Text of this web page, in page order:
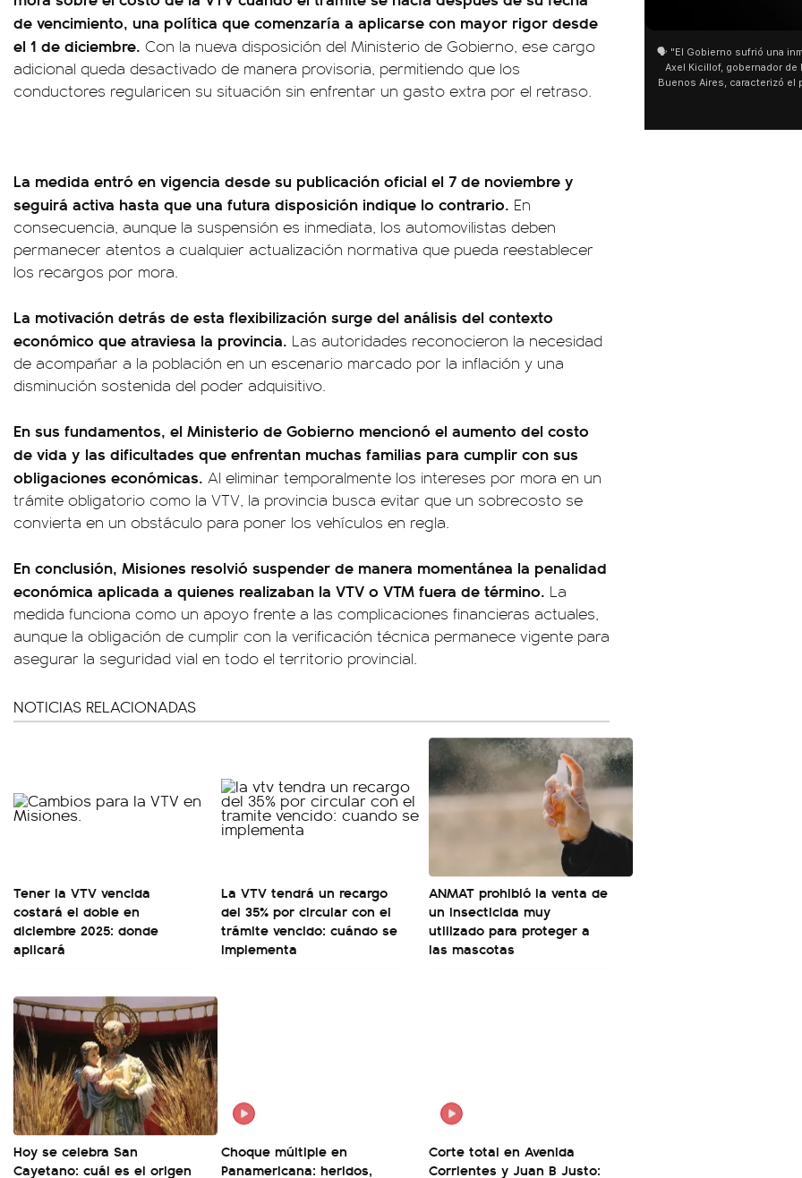
de vencimiento, una política que comenzaría a aplicarse con mayor rigor desde
el 1 de diciembre. Con la nueva disposición del Ministerio de Gobierno, ese cargo
adicional queda desactivado de manera provisoria, permitiendo que los
conductores regularicen su situación sin enfrentar un gasto extra por el retraso.
La medida entró en vigencia desde su publicación oficial el 7 de noviembre y
seguirá activa hasta que una futura disposición indique lo contrario. En
consecuencia, aunque la suspensión es inmediata, los automovilistas deben
permanecer atentos a cualquier actualización normativa que pueda reestablecer
los recargos por mora.
La motivación detrás de esta flexibilización surge del análisis del contexto
económico que atraviesa la provincia. Las autoridades reconocieron la necesidad
de acompañar a la población en un escenario marcado por la inflación y una
disminución sostenida del poder adquisitivo.
En sus fundamentos, el Ministerio de Gobierno mencionó el aumento del costo
de vida y las dificultades que enfrentan muchas familias para cumplir con sus
obligaciones económicas. Al eliminar temporalmente los intereses por mora en un
trámite obligatorio como la VTV, la provincia busca evitar que un sobrecosto se
convierta en un obstáculo para poner los vehículos en regla.
En conclusión, Misiones resolvió suspender de manera momentánea la penalidad
económica aplicada a quienes realizaban la VTV o VTM fuera de término. La
medida funciona como un apoyo frente a las complicaciones financieras actuales,
aunque la obligación de cumplir con la verificación técnica permanece vigente para
asegurar la seguridad vial en todo el territorio provincial.
NOTICIAS RELACIONADAS
Tener la VTV vencida
costará el doble en
diciembre 2025: donde
aplicará
La VTV tendrá un recargo
del 35% por circular con el
trámite vencido: cuándo se
implementa
ANMAT prohibió la venta de
un insecticida muy
utilizado para proteger a
las mascotas
Hoy se celebra San
Cayetano: cuál es el origen
Choque múltiple en
Panamericana: heridos,
Corte total en Avenida
Corrientes y Juan B Justo:
🗣️ "El Gobierno sufrió una
Axel Kicillof, gobernador de
Buenos Aires, caracterizó el
como "una lista sábana con
y destacó "la movilización